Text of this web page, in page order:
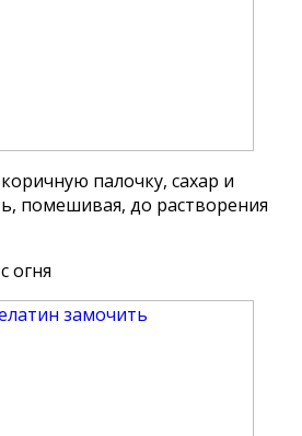
палочку, сахар и
помешивая, до растворения
огня